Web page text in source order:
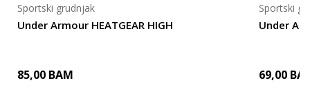
Under Armour HEATGEAR HIGH
Sportski grudnjak
85,00 BAM
Under
Sportski
69,00